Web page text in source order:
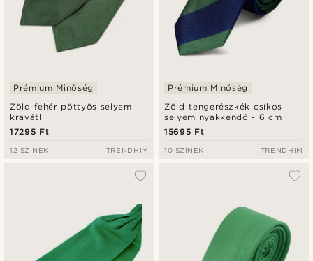
Zöld-fehér pöttyös selyem
kravátli
Prémium Minőség
17295 Ft
12 SZÍNEK TRENDHIM
Zöld-tengerészkék csíkos
selyem nyakkendő - 6 cm
Prémium Minőség
15695 Ft
10 SZÍNEK TRENDHIM